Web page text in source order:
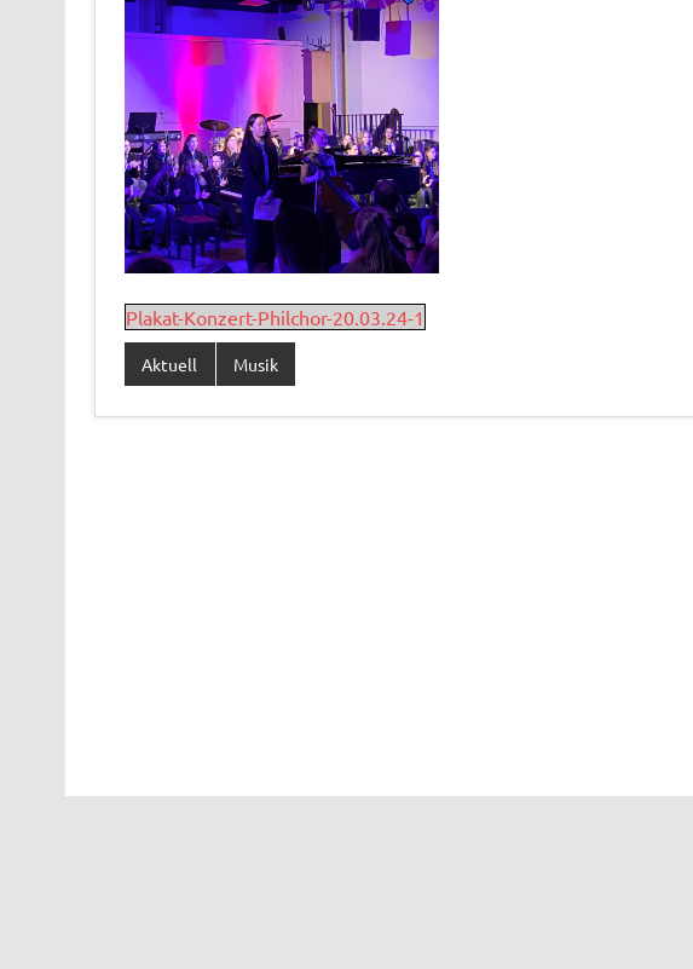
Plakat-Konzert-Philchor-20.03.24-1
Aktuell Musik